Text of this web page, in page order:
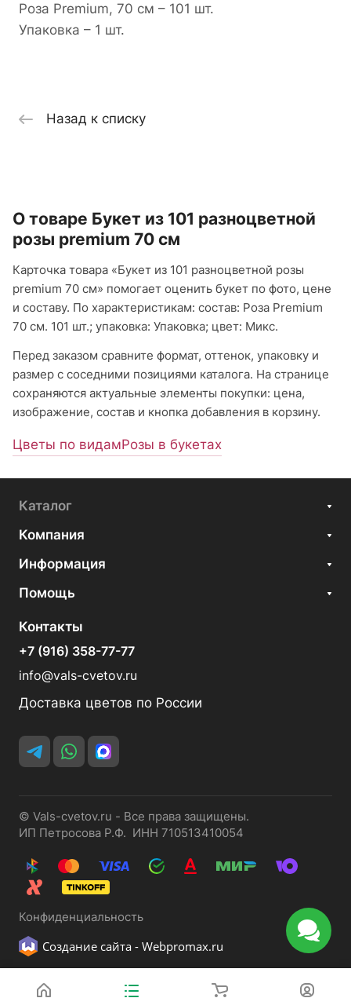
Роза Premium, 70 см – 101 шт.
Упаковка – 1 шт.
Назад к списку
О товаре Букет из 101 разноцветной
розы premium 70 см
Карточка товара «Букет из 101 разноцветной розы
premium 70 см» помогает оценить букет по фото, цене
и составу. По характеристикам: состав: Роза Premium
70 см. 101 шт.; упаковка: Упаковка; цвет: Микс.
Перед заказом сравните формат, оттенок, упаковку и
размер с соседними позициями каталога. На странице
сохраняются актуальные элементы покупки: цена,
изображение, состав и кнопка добавления в корзину.
Цветы по видамРозы в букетах
Каталог
Компания
Информация
Помощь
Контакты
+7 (916) 358-77-77
info@vals-cvetov.ru
Доставка цветов по России
© Vals-cvetov.ru - Все права защищены.
ИП Петросова Р.Ф. ИНН 710513410054
Конфиденциальность
Создание сайта - Webpromax.ru